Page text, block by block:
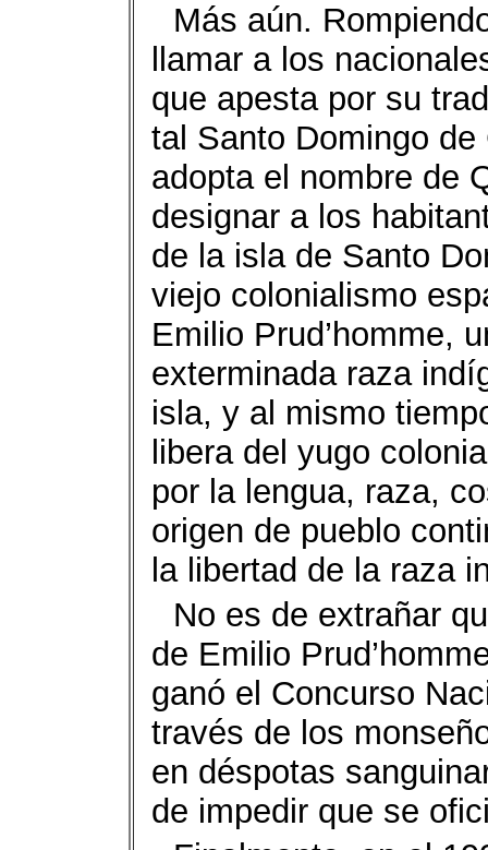
Más aún.
llamar a los
que apesta por su
tal Santo Domingo de
adopta el nombre de
designar a los
de la isla de Santo
viejo colonialismo
Emilio Prud’homme,
exterminada raza
isla, y al mismo
libera del yugo
por la lengua, raza,
origen de pueblo
la libertad de la raza
No es de extrañar
de Emilio
ganó el Concurso
través de los
en déspotas
de impedir que se